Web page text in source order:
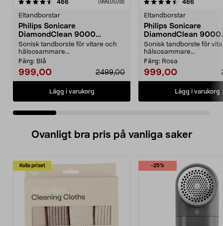
466recensioner(999,00/st)
Eltandborstar
Philips Sonicare
DiamondClean 9000
eltandborste, Special Edition
Sonisk tandborste för vitare och
hälsosammare...
Färg: Blå
999,00 2499,00
Lägg i varukorg
4.5 av 5 stjärnor 466
Eltandborstar
Philips Sonicare
DiamondClean 9000
eltandborste, Special
Sonisk tandborste för
hälsosammare...
Färg: Rosa
999,00
Lägg i varukorg
4.5 av 5 stjärnor
Ovanligt bra pris på vanliga saker
Kolla priset -25%